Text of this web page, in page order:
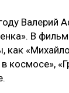
Валерий
В
как
космосе»,